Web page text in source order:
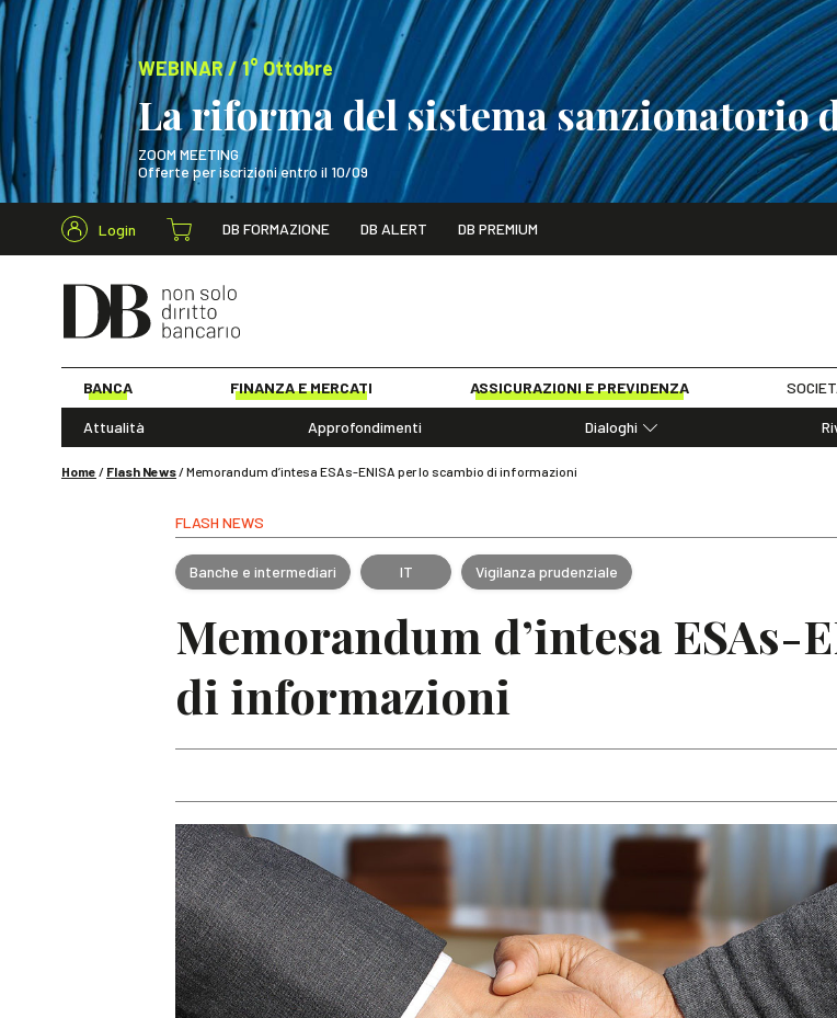
WEBINAR / 1° Ottobre
La riforma del sistema sanzionatorio
ZOOM MEETING
Offerte per iscrizioni entro il 10/09
WEBINAR / 1° Ottobre
Login DB FORMAZIONE DB ALERT DB PREMIUM
BANCA FINANZA E MERCATI ASSICURAZIONI E PREVIDENZA
Attualità Approfondimenti
Dialoghi
Home / Flash News/Memorandum d’intesa ESAs-ENISA per lo scambio di informazioni
FLASH NEWS
Banche e intermediari IT Vigilanza prudenziale
Memorandum d’intesa ESAs-
di informazioni